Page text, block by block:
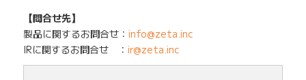
【問合せ先】
製品に関するお問合せ： info@zeta.inc
IRに関するお問合せ ： ir@zeta.inc